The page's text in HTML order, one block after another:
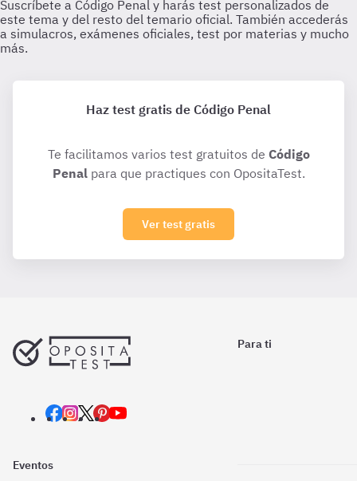
Haz test gratis de Código Penal
Te facilitamos varios test gratuitos de Código
Penalpara que practiques con OpositaTest.
Ver test gratis
Para ti
Eventos